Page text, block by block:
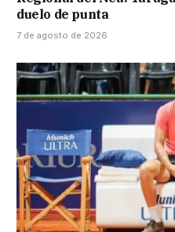
duelo de punta
7 de agosto de 2026